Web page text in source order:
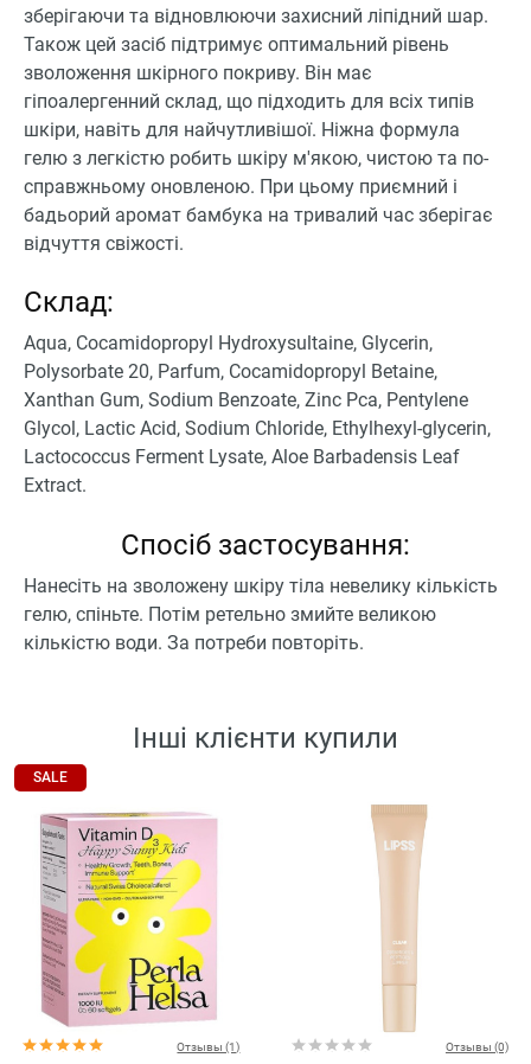
зберігаючи та відновлюючи захисний ліпідний шар.
Також цей засіб підтримує оптимальний рівень
зволоження шкірного покриву. Він має
гіпоалергенний склад, що підходить для всіх типів
шкіри, навіть для найчутливішої. Ніжна формула
гелю з легкістю робить шкіру м'якою, чистою та по-
справжньому оновленою. При цьому приємний і
бадьорий аромат бамбука на тривалий час зберігає
відчуття свіжості.
Склад:
Aqua, Cocamidopropyl Hydroxysultaine, Glycerin,
Polysorbate 20, Parfum, Cocamidopropyl Betaine,
Xanthan Gum, Sodium Benzoate, Zinc Pca, Pentylene
Glycol, Lactic Acid, Sodium Chloride, Ethylhexyl-glycerin,
Lactococcus Ferment Lysate, Aloe Barbadensis Leaf
Extract.
Спосіб застосування:
Нанесіть на зволожену шкіру тіла невелику кількість
гелю, спіньте. Потім ретельно змийте великою
кількістю води. За потреби повторіть.
Інші клієнти купили
SALE
Отзывы (1) Отзывы (0)